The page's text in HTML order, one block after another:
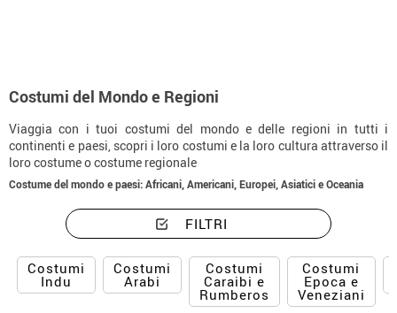
Costumi del Mondo e Regioni
Viaggia con i tuoi costumi del mondo e delle regioni in tutti i
continenti e paesi, scopri i loro costumi e la loro cultura attraverso il
loro costume o costume regionale
Costume del mondo e paesi: Africani, Americani, Europei, Asiatici e Oceania
FILTRI
Costumi
Indu
Costumi
Arabi
Costumi
Caraibi e
Rumberos
Costumi
Epoca e
Veneziani